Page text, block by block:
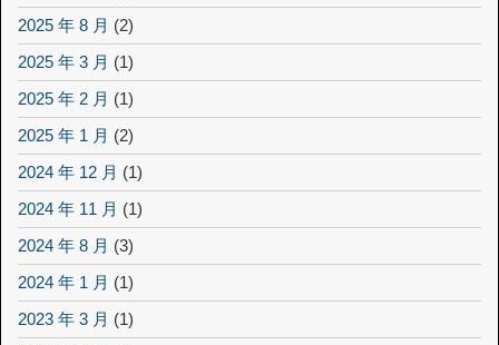
2025 年 8 月 (2)
2025 年 3 月 (1)
2025 年 2 月 (1)
2025 年 1 月 (2)
2024 年 12 月 (1)
2024 年 11 月 (1)
2024 年 8 月 (3)
2024 年 1 月 (1)
2023 年 3 月 (1)